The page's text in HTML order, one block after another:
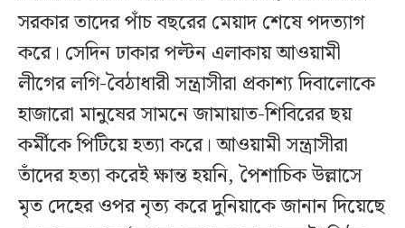
সরকার তাদের পাঁচ বছরের মেয়াদ শেষে পদত্যাগ
করে। সেদিন ঢাকার পল্টন এলাকায় আওয়ামী
লীগের লগি-বৈঠাধারী সন্ত্রাসীরা প্রকাশ্য দিবালোকে
হাজারো মানুষের সামনে জামায়াত-শিবিরের ছয়
কর্মীকে পিটিয়ে হত্যা করে। আওয়ামী সন্ত্রাসীরা
তাঁদের হত্যা করেই ক্ষান্ত হয়নি, পৈশাচিক উল্লাসে
মৃত দেহের ওপর নৃত্য করে দুনিয়াকে জানান দিয়েছে